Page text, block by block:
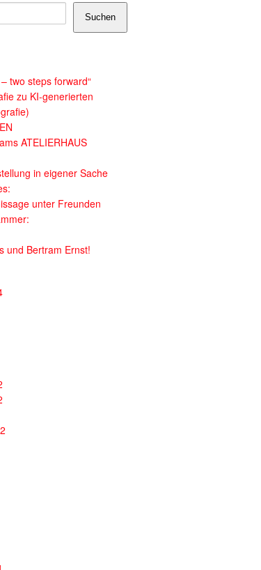
Suchen
two steps forward“
zu KI-generierten
ATELIERHAUS
in eigener Sache
unter Freunden
und Bertram Ernst!